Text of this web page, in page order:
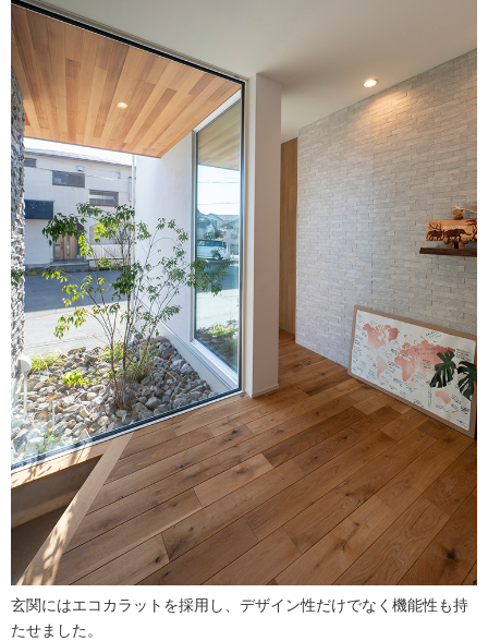
玄関にはエコカラットを採用し、デザイン性だけでなく機能性も持
たせました。